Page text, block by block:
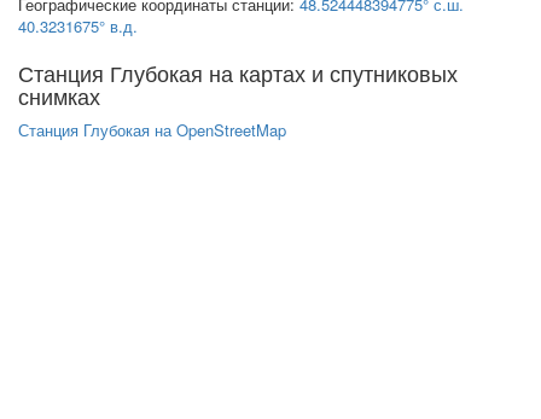
40.3231675° в.д.
Станция Глубокая на картах и спутниковых
снимках
Станция Глубокая на OpenStreetMap